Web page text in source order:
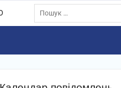
Пошук: